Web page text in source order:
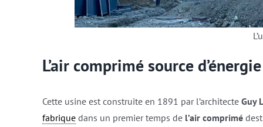
L’air comprimé source d’énergie
Cette usine est construite en 1891 par l’architecte Guy
fabriquedans un premier temps de l’air comprimé